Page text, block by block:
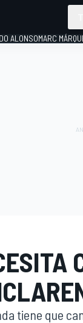
ALONSOMARC
tiene que